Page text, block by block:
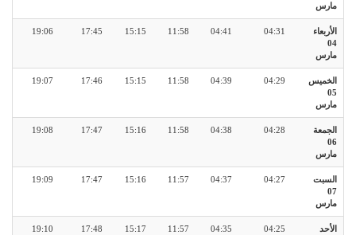
مارس
الأربعاء
04
مارس
04:31
04:41
11:58
15:15
17:45
19:06
الخميس
05
مارس
04:29
04:39
11:58
15:15
17:46
19:07
الجمعة
06
مارس
04:28
04:38
11:58
15:16
17:47
19:08
السبت
07
مارس
04:27
04:37
11:57
15:16
17:47
19:09
الأحد
04:25
04:35
11:57
15:17
17:48
19:10